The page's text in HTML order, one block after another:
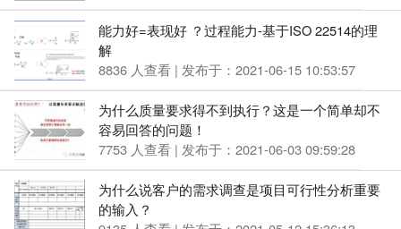
能力好=表现好 ？过程能力-基于ISO 22514的理
解
8836 人查看 | 发布于：2021-06-15 10:53:57
为什么质量要求得不到执行？这是一个简单却不
容易回答的问题！
7753 人查看 | 发布于：2021-06-03 09:59:28
为什么说客户的需求调查是项目可行性分析重要
的输入？